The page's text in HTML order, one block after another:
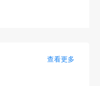
查看更多